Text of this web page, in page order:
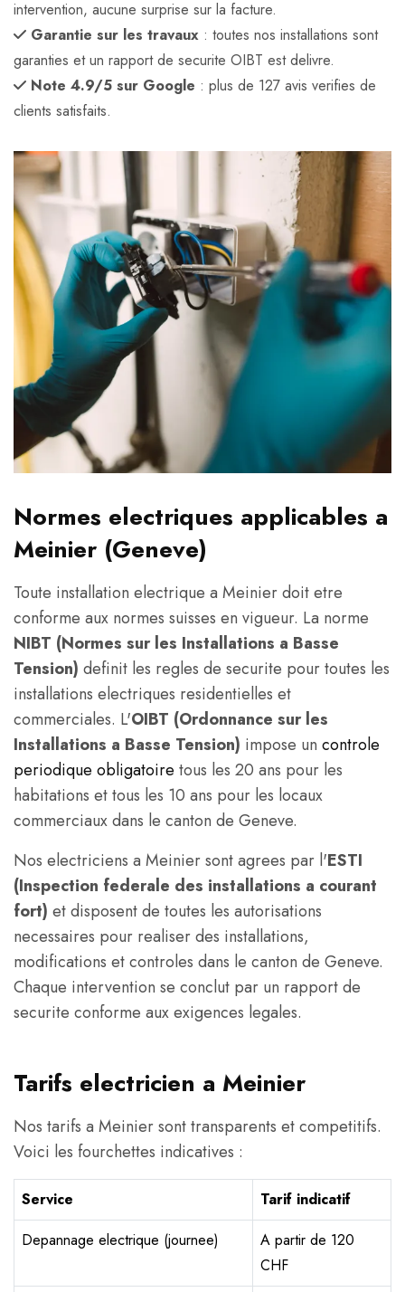
intervention, aucune surprise sur la facture.
Garantie sur les travaux : toutes nos installations sont
garanties et un rapport de securite OIBT est delivre.
Note 4.9/5 sur Google : plus de 127 avis verifies de
clients satisfaits.
Normes electriques applicables a
Meinier (Geneve)
Toute installation electrique a Meinier doit etre
conforme aux normes suisses en vigueur. La norme
NIBT (Normes sur les Installations a Basse
Tension) definit les regles de securite pour toutes les
installations electriques residentielles et
commerciales. L'OIBT (Ordonnance sur les
Installations a Basse Tension) impose un controle
periodique obligatoire tous les 20 ans pour les
habitations et tous les 10 ans pour les locaux
commerciaux dans le canton de Geneve.
Nos electriciens a Meinier sont agrees par l'ESTI
(Inspection federale des installations a courant
fort) et disposent de toutes les autorisations
necessaires pour realiser des installations,
modifications et controles dans le canton de Geneve.
Chaque intervention se conclut par un rapport de
securite conforme aux exigences legales.
Tarifs electricien a Meinier
Nos tarifs a Meinier sont transparents et competitifs.
Voici les fourchettes indicatives :
Service
Tarif indicatif
Depannage electrique (journee)
A partir de 120
CHF